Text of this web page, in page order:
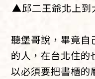
▲邱二王爺北上到
聽堡哥說，畢竟自
的人，在台北住的
以必須要把書櫃的